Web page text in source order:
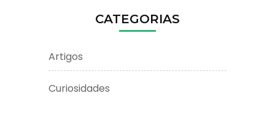
CATEGORIAS
Artigos
Curiosidades